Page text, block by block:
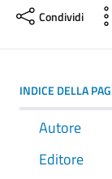
Condividi
INDICE DELLA
Autore
Editore